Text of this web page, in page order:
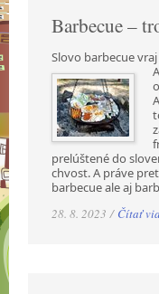
Barbecue –
Slovo barbecue
prelúštené do
chvost. A práve
barbecue ale aj
28. 8. 2023 / Čítať